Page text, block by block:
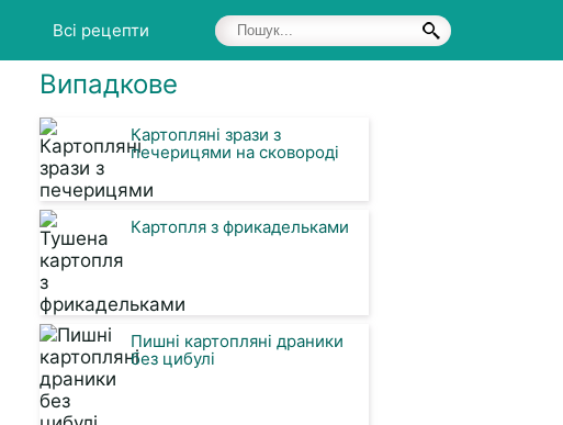
Всі рецепти
Випадкове
Картопляні зрази з
печерицями на сковороді
Картопля з фрикадельками
Пишні картопляні драники
без цибулі